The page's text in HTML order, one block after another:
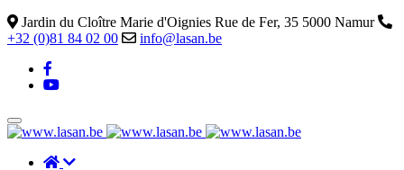
Jardin du Cloître Marie d'Oignies Rue de Fer, 35 5000 Namur
+32 (0)81 84 02 00
info@lasan.be